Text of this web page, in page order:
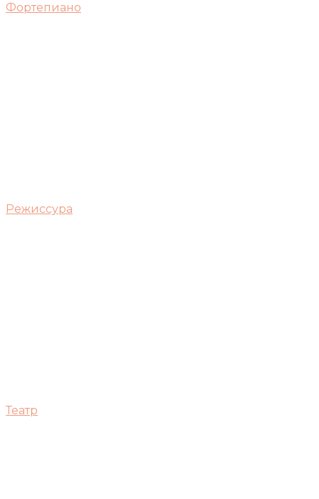
Фортепиано
Режиссура
Театр